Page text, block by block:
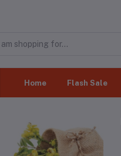
Home Flash Sale